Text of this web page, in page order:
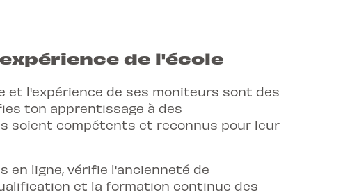
de l'école
et l'expérience de ses moniteurs sont des
ton apprentissage à des
soient compétents et reconnus pour leur
en ligne, vérifie l'ancienneté de
et la formation continue des